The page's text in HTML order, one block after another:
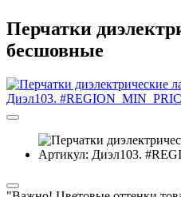
Перчатки
бесшовные